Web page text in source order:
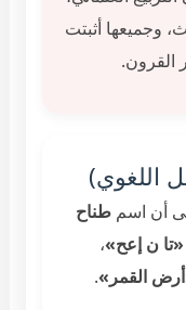
وجميعها أثبتت
القرون.
اللغوي)
أن اسم طناح
«تا ن إعح»،
القمر».